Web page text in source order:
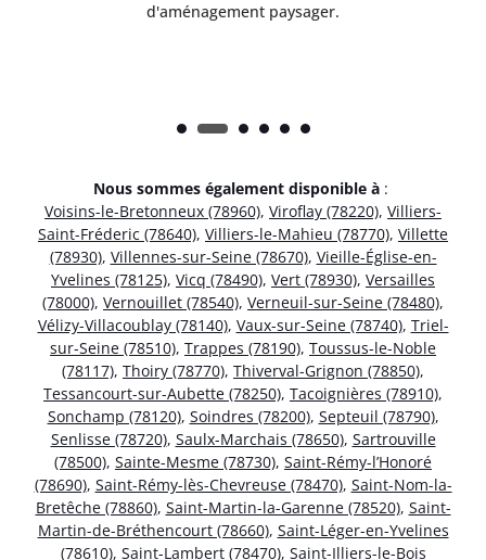
d'aménagement paysager.
Nous sommes également disponible à :
Voisins-le-Bretonneux (78960), Viroflay (78220), Villiers-
Saint-Fréderic (78640), Villiers-le-Mahieu (78770), Villette
(78930), Villennes-sur-Seine (78670), Vieille-Église-en-
Yvelines (78125), Vicq (78490), Vert (78930), Versailles
(78000), Vernouillet (78540), Verneuil-sur-Seine (78480),
Vélizy-Villacoublay (78140), Vaux-sur-Seine (78740), Triel-
sur-Seine (78510), Trappes (78190), Toussus-le-Noble
(78117), Thoiry (78770), Thiverval-Grignon (78850),
Tessancourt-sur-Aubette (78250), Tacoignières (78910),
Sonchamp (78120), Soindres (78200), Septeuil (78790),
Senlisse (78720), Saulx-Marchais (78650), Sartrouville
(78500), Sainte-Mesme (78730), Saint-Rémy-l’Honoré
(78690), Saint-Rémy-lès-Chevreuse (78470), Saint-Nom-la-
Bretêche (78860), Saint-Martin-la-Garenne (78520), Saint-
Martin-de-Bréthencourt (78660), Saint-Léger-en-Yvelines
(78610), Saint-Lambert (78470), Saint-Illiers-le-Bois